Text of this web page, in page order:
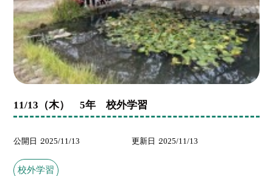
11/13（木） 5年 校外学習
公開日 2025/11/13 更新日 2025/11/13
校外学習